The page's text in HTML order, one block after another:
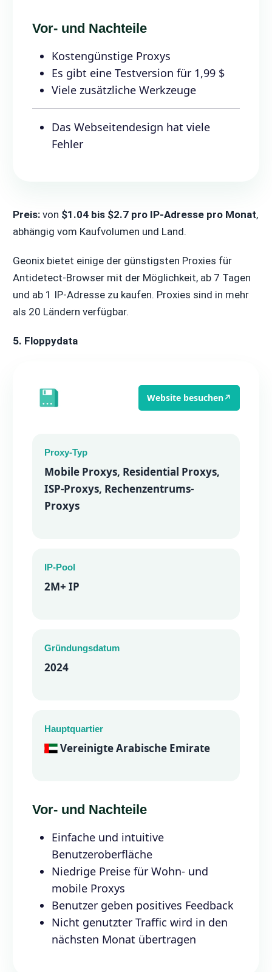
Vor- und Nachteile
Kostengünstige Proxys
Es gibt eine Testversion für 1,99 $
Viele zusätzliche Werkzeuge
Das Webseitendesign hat viele
Fehler
Preis:von $1.04 bis $2.7 pro IP-Adresse pro Monat,
abhängig vom Kaufvolumen und Land.
Geonix bietet einige der günstigsten Proxies für
Antidetect-Browser mit der Möglichkeit, ab 7 Tagen
und ab 1 IP-Adresse zu kaufen. Proxies sind in mehr
als 20 Ländern verfügbar.
5. Floppydata
Website besuchen↗
Proxy-Typ
Mobile Proxys, Residential Proxys,
ISP-Proxys, Rechenzentrums-
Proxys
IP-Pool
2M+ IP
Gründungsdatum
2024
Hauptquartier
Vereinigte Arabische Emirate
Vor- und Nachteile
Einfache und intuitive
Benutzeroberfläche
Niedrige Preise für Wohn- und
mobile Proxys
Benutzer geben positives Feedback
Nicht genutzter Traffic wird in den
nächsten Monat übertragen